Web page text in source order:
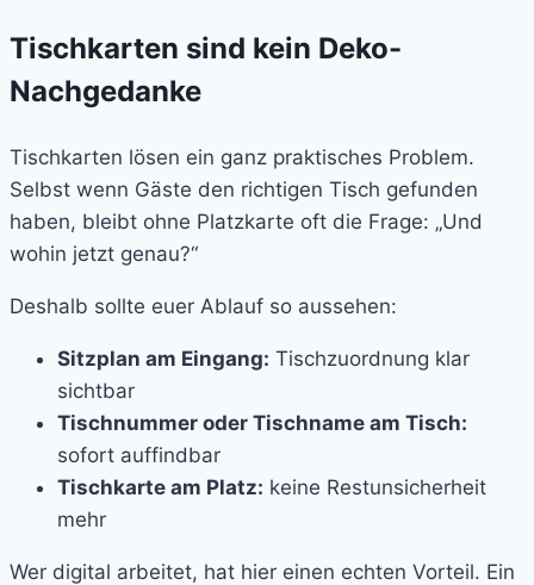
Tischkarten sind kein Deko-
Nachgedanke
Tischkarten lösen ein ganz praktisches Problem.
Selbst wenn Gäste den richtigen Tisch gefunden
haben, bleibt ohne Platzkarte oft die Frage: „Und
wohin jetzt genau?“
Deshalb sollte euer Ablauf so aussehen:
Sitzplan am Eingang: Tischzuordnung klar
sichtbar
Tischnummer oder Tischname am Tisch:
sofort auffindbar
Tischkarte am Platz: keine Restunsicherheit
mehr
Wer digital arbeitet, hat hier einen echten Vorteil. Ein